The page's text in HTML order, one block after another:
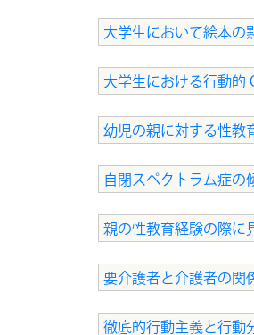
大学生において絵本の
大学生における行動的
幼児の親に対する性教
自閉スペクトラム症の
親の性教育経験の際に
要介護者と介護者の関
徹底的行動主義と行動